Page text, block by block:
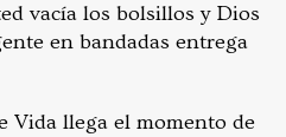
vacía los bolsillos y Dios
en bandadas entrega
Vida llega el momento de